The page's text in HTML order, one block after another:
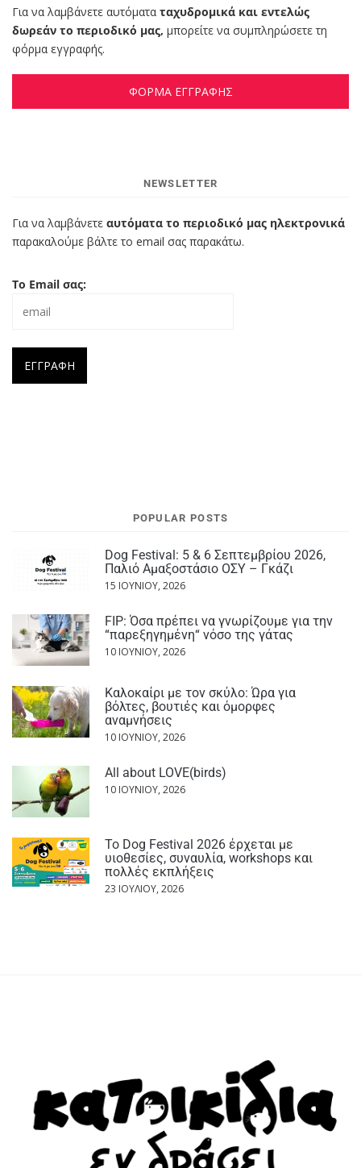
Για να λαμβάνετε αυτόματα ταχυδρομικά και εντελώς
δωρεάν το περιοδικό μας, μπορείτε να συμπληρώσετε τη
φόρμα εγγραφής.
ΦΟΡΜΑ ΕΓΓΡΑΦΗΣ
NEWSLETTER
Για να λαμβάνετε αυτόματα το περιοδικό μας ηλεκτρονικά
παρακαλούμε βάλτε το email σας παρακάτω.
Το Email σας:
POPULAR POSTS
Dog Festival: 5 & 6 Σεπτεμβρίου 2026,
Παλιό Αμαξοστάσιο ΟΣΥ – Γκάζι
15 ΙΟΥΝΊΟΥ, 2026
FIP: Όσα πρέπει να γνωρίζουμε για την
“παρεξηγημένη“ νόσο της γάτας
10 ΙΟΥΝΊΟΥ, 2026
Καλοκαίρι με τον σκύλο: Ώρα για
βόλτες, βουτιές και όμορφες
αναμνήσεις
10 ΙΟΥΝΊΟΥ, 2026
All about LOVE(birds)
10 ΙΟΥΝΊΟΥ, 2026
Το Dog Festival 2026 έρχεται με
υιοθεσίες, συναυλία, workshops και
πολλές εκπλήξεις
23 ΙΟΥΛΊΟΥ, 2026